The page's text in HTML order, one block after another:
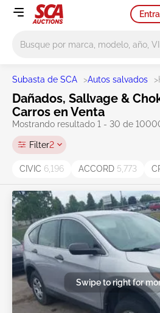
Subasta de SCA >Autos salvados >
Dañados, Sallvage &
Carros en Venta
Mostrando resultado 1 - 30 de
Filter2
CIVIC 6,196 ACCORD 5,773
Swipe to right for